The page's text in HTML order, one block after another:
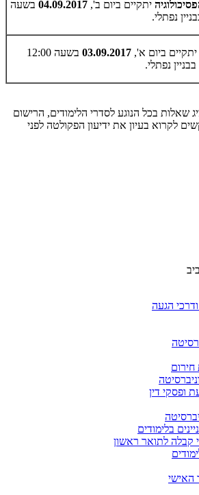
יתקיים ביום ב',
בשעה
יתקיים ביום א', 03.09.2017
בשעה 12:00
שאלות בכל הנוגע לסדרי הלימודים, הרישום
לקרוא בעיון את ידיעון הפקולטה לפני
הגעה
ופסקי דין
בלימודים
קבלה לתואר ראשון
האישי